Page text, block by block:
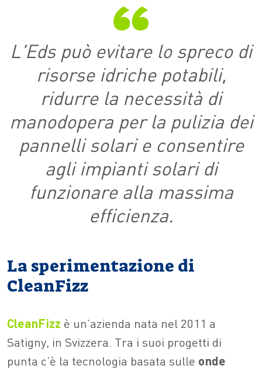
L'Eds può evitare lo spreco di
risorse idriche potabili,
ridurre la necessità di
manodopera per la pulizia dei
pannelli solari e consentire
agli impianti solari di
funzionare alla massima
efficienza.
La sperimentazione di
CleanFizz
CleanFizz è un’azienda nata nel 2011 a
Satigny, in Svizzera. Tra i suoi progetti di
punta c’è la tecnologia basata sulle onde